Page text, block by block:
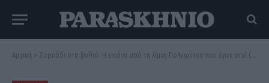
Αρχική » Ζαρκάδι στα βαθιά: Η εικόνα από τη λίμνη Πολυφύτου που έγινε viral (VIDEO)